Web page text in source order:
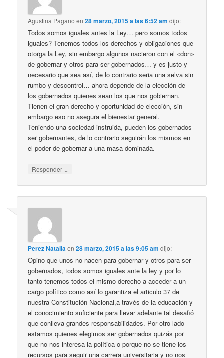
Agustina Pagano en28 marzo, 2015 a las 6:52 am dijo:
Todos somos iguales antes la Ley… pero somos todos
iguales? Tenemos todos los derechos y obligaciones que
otorga la Ley, sin embargo algunos nacieron con el «don»
de gobernar y otros para ser gobernados… y es justo y
necesario que sea así, de lo contrario seria una selva sin
rumbo y descontrol… ahora depende de la elección de
los gobernados quienes sean los que nos gobiernan.
Tienen el gran derecho y oportunidad de elección, sin
embargo eso no asegura el bienestar general.
Teniendo una sociedad instruida, pueden los gobernados
ser gobernantes, de lo contrario seguirán los mismos en
el poder de gobernar a una masa dominada.
Responder ↓
Perez Natalia en28 marzo, 2015 a las 9:05 am dijo:
Opino que unos no nacen para gobernar y otros para ser
gobernados, todos somos iguales ante la ley y por lo
tanto tenemos todos el mismo derecho a acceder a un
cargo político como así lo garantiza el articulo 37 de
nuestra Constitución Nacional,a través de la educación y
el conocimiento suficiente para llevar adelante tal desafió
que conlleva grandes responsabilidades. Por otro lado
estamos quienes elegimos ser gobernados quizás por
que no nos interesa la política o porque no se tiene los
recursos para seguir una carrera universitaria y no nos